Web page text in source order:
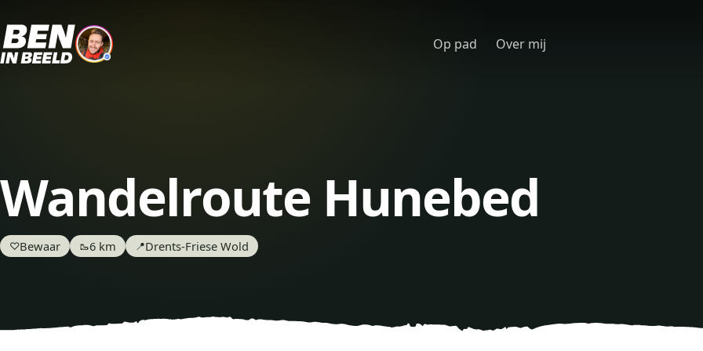
Op pad Over mij
Wandelroute Hunebed
♡Bewaar 🥾6 km 📍Drents-Friese Wold